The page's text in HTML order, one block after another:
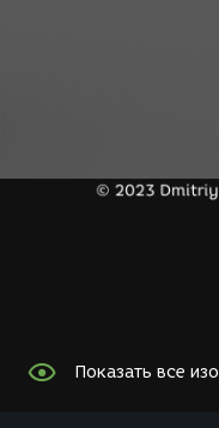
Показать все